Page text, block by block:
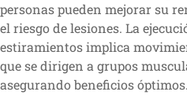
personas pueden mejorar su
el riesgo de lesiones. La
estiramientos implica
que se dirigen a grupos
asegurando beneficios óptimos.